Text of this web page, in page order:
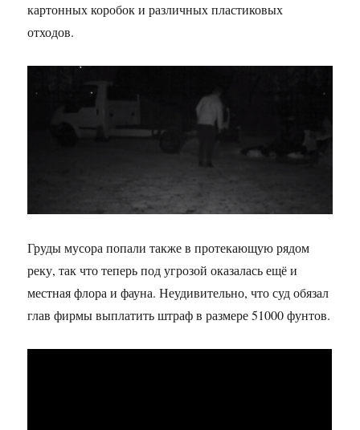
картонных коробок и различных пластиковых
отходов.
Груды мусора попали также в протекающую рядом
реку, так что теперь под угрозой оказалась ещё и
местная флора и фауна. Неудивительно, что суд обязал
глав фирмы выплатить штраф в размере 51000 фунтов.